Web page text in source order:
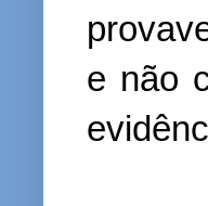
e não